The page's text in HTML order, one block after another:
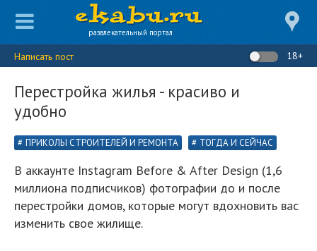
развлекательный портал
Написать пост 18+
Перестройка жилья - красиво и
удобно
ПРИКОЛЫ СТРОИТЕЛЕЙ И РЕМОНТА ТОГДА И СЕЙЧАС
В аккаунте Instagram Before & After Design (1,6
миллиона подписчиков) фотографии до и после
перестройки домов, которые могут вдохновить вас
изменить свое жилище.